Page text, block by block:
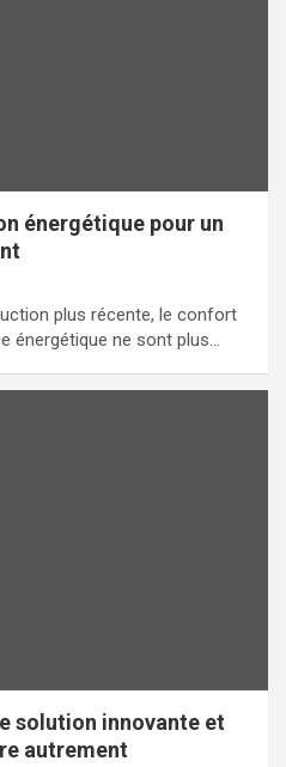
énergétique pour un
plus récente, le confort
énergétique ne sont plus…
solution innovante et
autrement